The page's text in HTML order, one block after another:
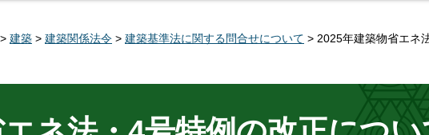
> 建築 > 建築関係法令 > 建築基準法に関する問合せについて > 2025年建築物省エネ